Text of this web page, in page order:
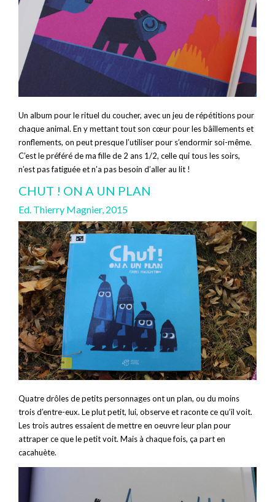
Un album pour le rituel du coucher, avec un jeu de répétitions pour
chaque animal. En y mettant tout son cœur pour les bâillements et
ronflements, on peut presque l’utiliser pour s’endormir soi-même.
C’est le préféré de ma fille de 2 ans 1/2, celle qui tous les soirs,
n’est pas fatiguée et n’a pas besoin d’aller au lit !
CHUT ! ON A UN PLAN
Ed. Thierry Magnier, 2015
Quatre drôles de petits personnages ont un plan, ou du moins
trois d’entre-eux. Le plut petit, lui, observe et raconte ce qu’il voit.
Les trois autres essaient de mettre en oeuvre leur plan pour
attraper ce que le petit voit. Mais à chaque fois, ça part en
cacahuète.